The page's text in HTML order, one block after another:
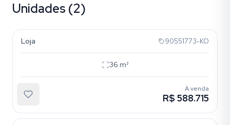
Unidades (2)
Floresta
Loja 90551773-KO
36 m²
À venda
R$ 588.715